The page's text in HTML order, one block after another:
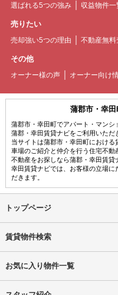
選ばれる5つの強み 収益物件一
売りたい
売却強い5つの理由 不動産無料
その他
オーナー様の声 オーナー向け
蒲郡市・幸
蒲郡市・幸田町でアパート・マンシ
蒲郡・幸田賃貸ナビをご利用いただ
当サイトは蒲郡市・幸田町におけ
車場のご紹介と仲介を行う住宅不
不動産をお探しなら蒲郡・幸田賃貸
幸田賃貸ナビでは、お客様の立場
だきます。
トップページ
賃貸物件検索
お気に入り物件一覧